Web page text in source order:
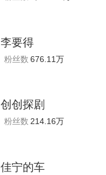
李要得
粉丝数 676.11万
创创探剧
粉丝数 214.16万
佳宁的车